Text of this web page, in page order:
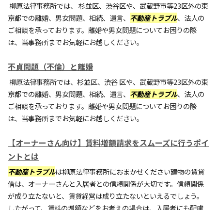
柳原法律事務所では、 杉並区、渋谷区や、武蔵野市等23区外の東
京都での離婚、男女問題、相続、遺言、 不動産トラブル、法人の
ご相談を承っております。離婚や男女問題についてお困りの際
は、当事務所までお気軽にお越しください。
不貞問題（不倫）と離婚
柳原法律事務所では、杉並区、渋谷 区や、武蔵野市等23区外の東
京都での離婚、男女問題、相続、遺言、 不動産トラブル、法人の
ご相談を承っております。離婚や男女問題についてお困りの際
は、当事務所までお気軽にお越しください。
【オーナーさん向け】賃料増額請求をスムーズに行うポイ
ントとは
不動産トラブルは柳原法律事務所におまかせください建物の賃貸
借は、オーナーさんと入居者との信頼関係が大切です。信頼関係
が成り立たないと、賃貸経営は成り立たないといえるでしょう。
したがって、賃料の増額などをお考えの場合は、入居者にも配慮